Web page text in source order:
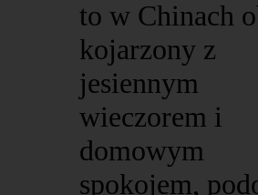
to w Chinach
kojarzony z
jesiennym
wieczorem i
domowym
spokojem,